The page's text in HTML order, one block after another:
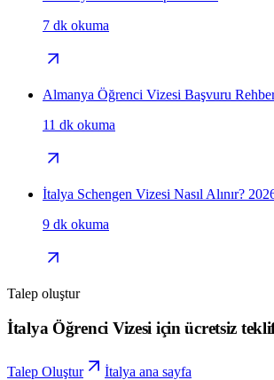
7 dk okuma
Almanya Öğrenci Vizesi Başvuru
11 dk okuma
İtalya Schengen Vizesi Nasıl Alınır?
9 dk okuma
Talep oluştur
İtalya Öğrenci Vizesi için ücretsiz
Talep Oluştur İtalya ana sayfa